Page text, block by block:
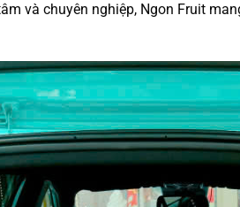
và chuyên nghiệp, Ngon Fruit